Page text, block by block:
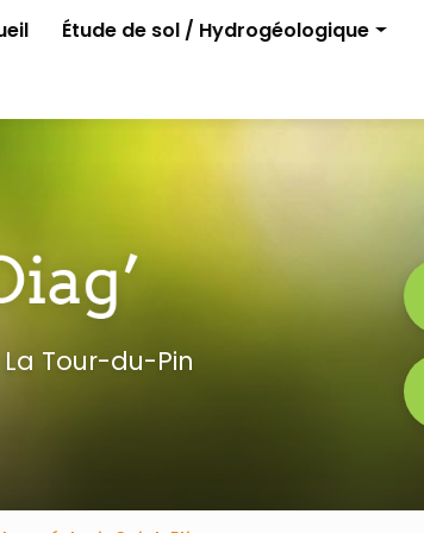
Étude de sol / Hydrogéologique
Permis d'aménager
Tour-du-Pin